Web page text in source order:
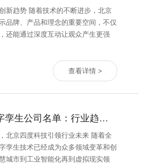
新趋势 随着技术的不断进步，北京
品牌、产品和理念的重要空间，不仅
还能通过深度互动让观众产生更强
查看详情 >
揭秘全球领先数字孪生公司名单：行业趋势与发展分析
北京四度科技引领行业未来 随着全
孪生技术已经成为众多领域变革和创
城市到工业智能化再到虚拟现实领